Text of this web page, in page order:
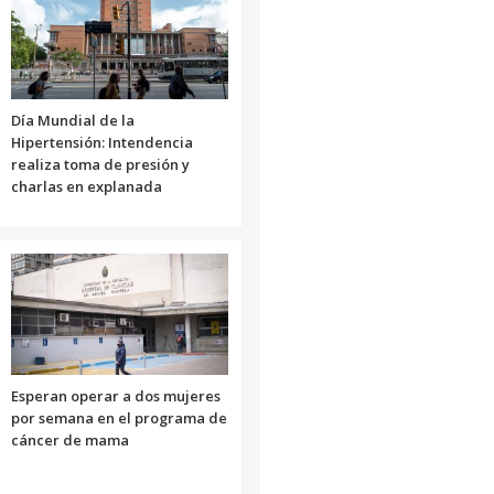
Día Mundial de la
Hipertensión: Intendencia
realiza toma de presión y
charlas en explanada
Esperan operar a dos mujeres
por semana en el programa de
cáncer de mama